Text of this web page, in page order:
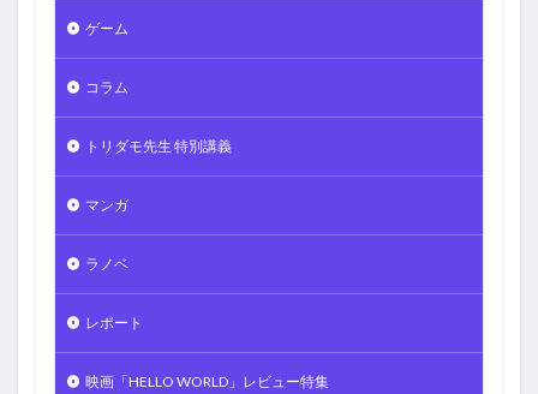
ゲーム
コラム
トリダモ先生 特別講義
マンガ
ラノベ
レポート
映画「HELLO WORLD」レビュー特集